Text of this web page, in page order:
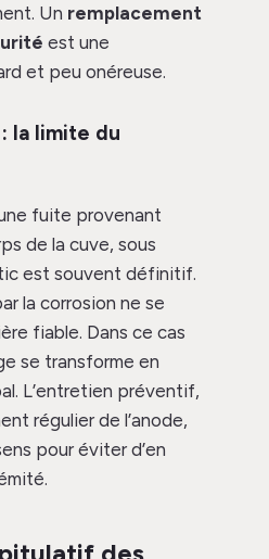
Un remplacement
est une
et peu onéreuse.
la limite du
fuite provenant
de la cuve, sous
est souvent définitif.
la corrosion ne se
fiable. Dans ce cas
se transforme en
L’entretien préventif,
régulier de l’anode,
pour éviter d’en
des